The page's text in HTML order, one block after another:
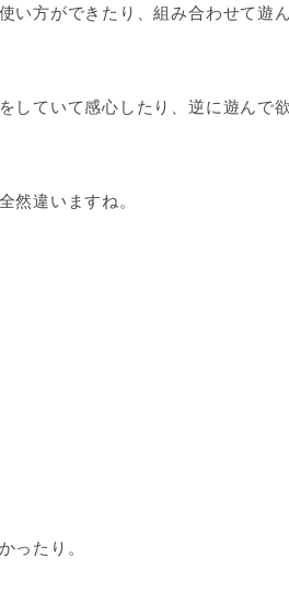
い方ができたり、組み合わせて遊
していて感心したり、逆に遊んで
然違いますね。
ったり。